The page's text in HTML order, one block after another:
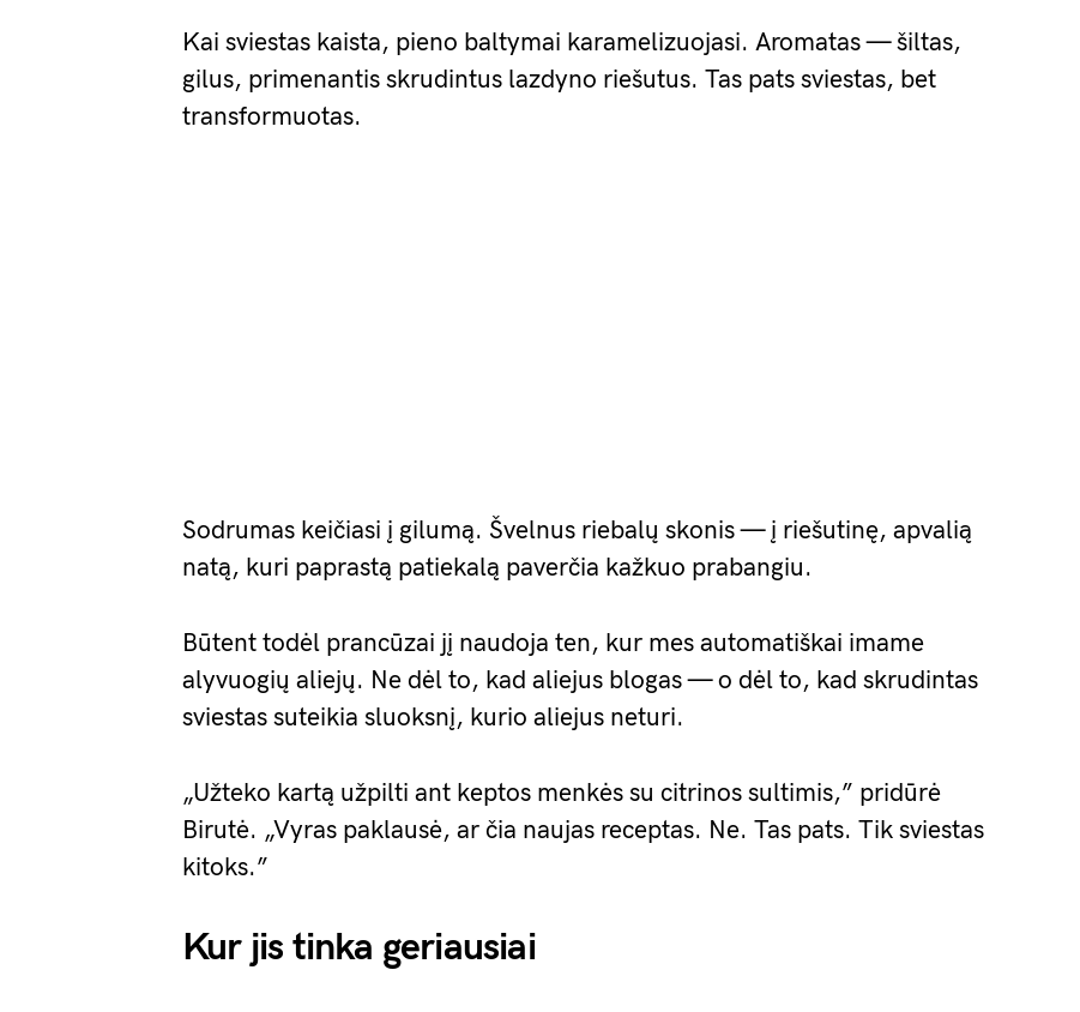
Kai sviestas kaista, pieno baltymai karamelizuojasi. Aromatas — šiltas,
gilus, primenantis skrudintus lazdyno riešutus. Tas pats sviestas, bet
transformuotas.
Sodrumas keičiasi į gilumą. Švelnus riebalų skonis — į riešutinę, apvalią
natą, kuri paprastą patiekalą paverčia kažkuo prabangiu.
Būtent todėl prancūzai jį naudoja ten, kur mes automatiškai imame
alyvuogių aliejų. Ne dėl to, kad aliejus blogas — o dėl to, kad skrudintas
sviestas suteikia sluoksnį, kurio aliejus neturi.
„Užteko kartą užpilti ant keptos menkės su citrinos sultimis,” pridūrė
Birutė. „Vyras paklausė, ar čia naujas receptas. Ne. Tas pats. Tik sviestas
kitoks.”
Kur jis tinka geriausiai